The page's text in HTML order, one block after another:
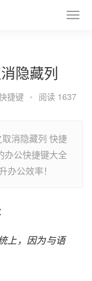
隐藏列
捷键 • 阅读 1637
消隐藏列 快捷
办公快捷键大全
办公效率！
上，因为与语